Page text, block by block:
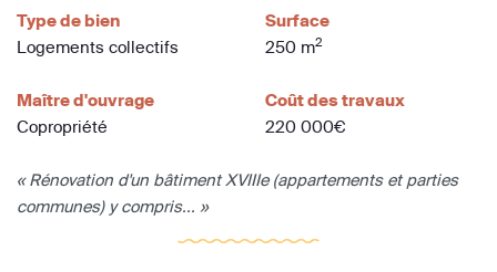
Type de bien
Logements collectifs
Surface
250 m2
Maître d'ouvrage
Copropriété
Coût des travaux
220 000€
« Rénovation d'un bâtiment XVIIIe (appartements et parties
communes) y compris... »